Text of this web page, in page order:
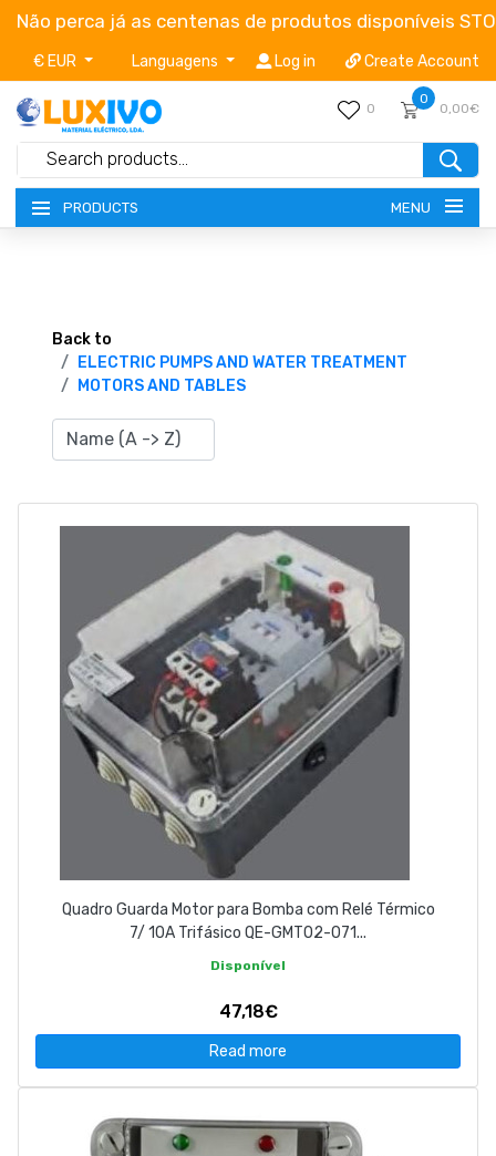
Não perca já as centenas de produtos disponíveis
€ EUR Languagens Log in Create Account
0
0
0,00€
PRODUCTS MENU
TERMS OF SERVICE
CATALOGUES
CAMPAIGNS
ABOUT US
263 710 898 geral@luxivo.pt
Back to
ELECTRIC PUMPS AND WATER TREATMENT
MOTORS AND TABLES
Quadro Guarda Motor para Bomba com Relé Térmico
7/ 10A Trifásico QE-GMT02-071...
Disponível
47,18€
Read more